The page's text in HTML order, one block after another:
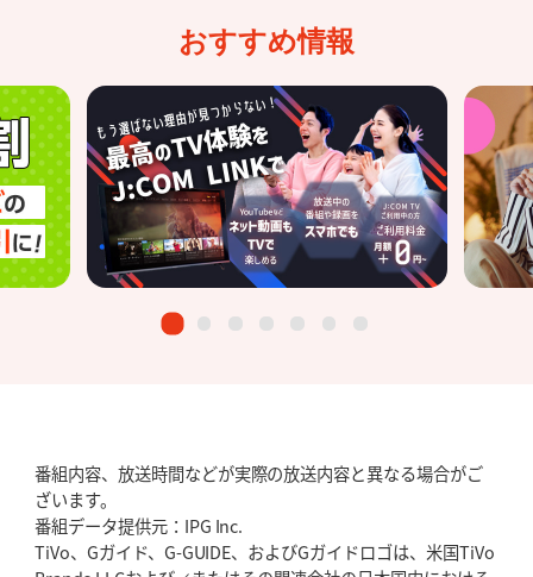
おすすめ情報
番組内容、放送時間などが実際の放送内容と異なる場合がご
ざいます。
番組データ提供元：IPG Inc.
TiVo、Gガイド、G-GUIDE、およびGガイドロゴは、米国TiVo